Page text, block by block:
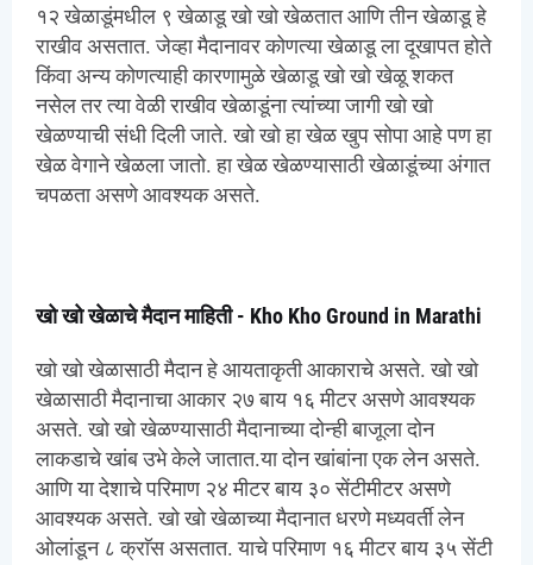
१२ खेळाडूंमधील ९ खेळाडू खो खो खेळतात आणि तीन खेळाडू हे
राखीव असतात. जेव्हा मैदानावर कोणत्या खेळाडू ला दूखापत होते
किंवा अन्य कोणत्याही कारणामुळे खेळाडू खो खो खेळू शकत
नसेल तर त्या वेळी राखीव खेळाडूंना त्यांच्या जागी खो खो
खेळण्याची संधी दिली जाते. खो खो हा खेळ खुप सोपा आहे पण हा
खेळ वेगाने खेळला जातो. हा खेळ खेळण्यासाठी खेळाडूंच्या अंगात
चपळता असणे आवश्यक असते.
खो खो खेळाचे मैदान माहिती - Kho Kho Ground in Marathi
खो खो खेळासाठी मैदान हे आयताकृती आकाराचे असते. खो खो
खेळासाठी मैदानाचा आकार २७ बाय १६ मीटर असणे आवश्यक
असते. खो खो खेळण्यासाठी मैदानाच्या दोन्ही बाजूला दोन
लाकडाचे खांब उभे केले जातात.या दोन खांबांना एक लेन असते.
आणि या देशाचे परिमाण २४ मीटर बाय ३० सेंटीमीटर असणे
आवश्यक असते. खो खो खेळाच्या मैदानात धरणे मध्यवर्ती लेन
ओलांडून ८ क्राॅस असतात. याचे परिमाण १६ मीटर बाय ३५ सेंटी